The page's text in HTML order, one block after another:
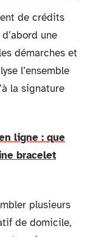
de crédits
une
démarches et
l’ensemble
la signature
ligne : que
bracelet
plusieurs
de domicile,